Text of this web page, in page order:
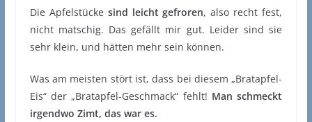
Die Apfelstücke sind leicht gefroren, also recht fest,
nicht matschig. Das gefällt mir gut. Leider sind sie
sehr klein, und hätten mehr sein können.
Was am meisten stört ist, dass bei diesem „Bratapfel-
Eis“ der „Bratapfel-Geschmack“ fehlt! Man schmeckt
irgendwo Zimt, das war es.